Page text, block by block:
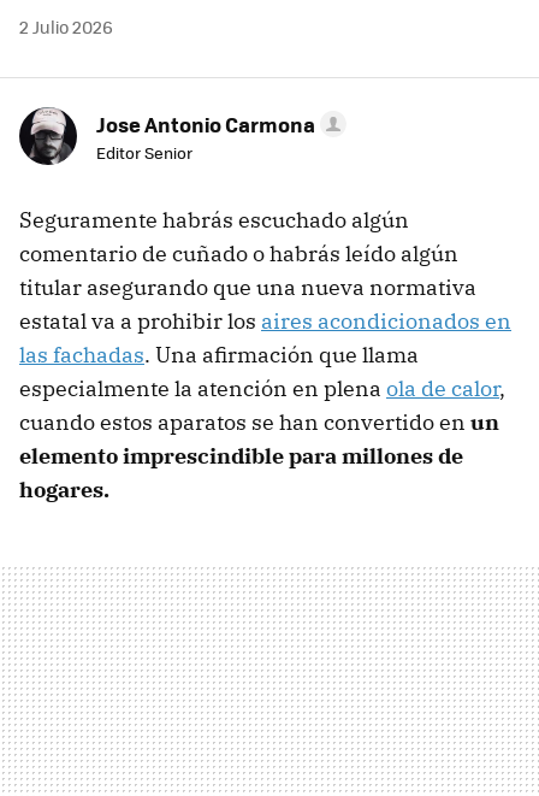
2 Julio 2026
Jose Antonio Carmona
Editor Senior
Seguramente habrás escuchado algún
comentario de cuñado o habrás leído algún
titular asegurando que una nueva normativa
estatal va a prohibir los aires acondicionados en
las fachadas. Una afirmación que llama
especialmente la atención en plena ola de calor,
cuando estos aparatos se han convertido en un
elemento imprescindible para millones de
hogares.